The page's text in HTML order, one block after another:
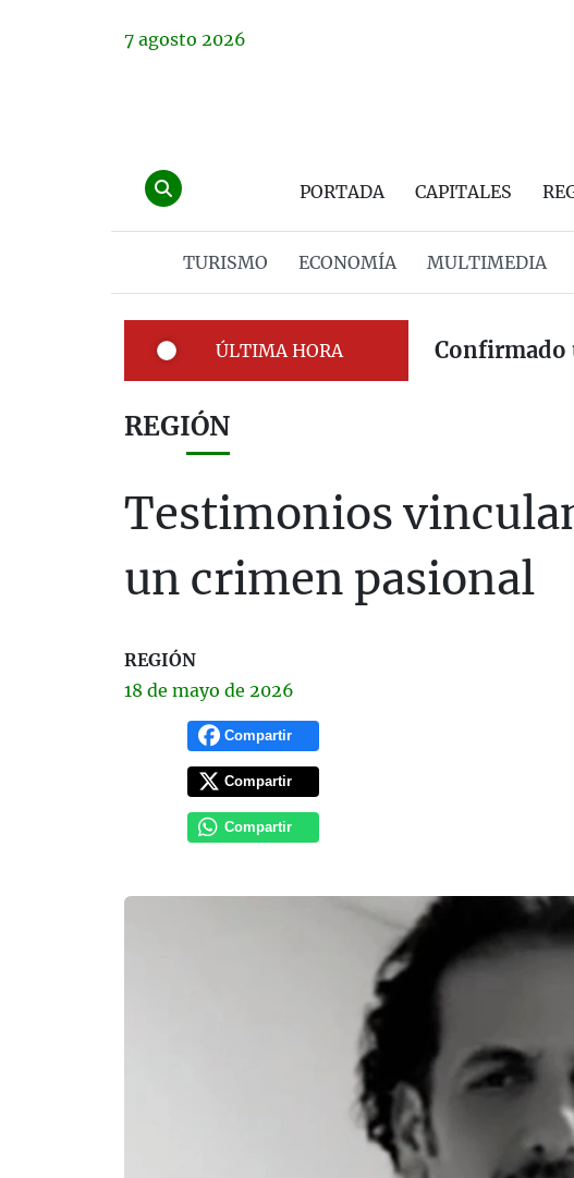
7 agosto 2026
PORTADA CAPITALES
TURISMO ECONOMÍA MULTIMEDIA
ÚLTIMA HORA Confirmado
REGIÓN
Testimonios
un crimen pasional
REGIÓN
18 de mayo de 2026
Compartir
Compartir
Compartir